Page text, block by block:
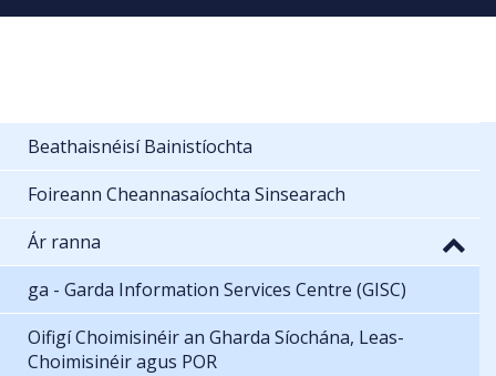
Beathaisnéisí Bainistíochta
Foireann Cheannasaíochta Sinsearach
Ár ranna
ga - Garda Information Services Centre (GISC)
Oifigí Choimisinéir an Gharda Síochána, Leas-
Choimisinéir agus POR